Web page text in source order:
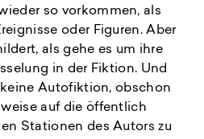
so vorkommen, als
oder Figuren. Aber
als gehe es um ihre
in der Fiktion. Und
Autofiktion, obschon
auf die öffentlich
Stationen des Autors zu